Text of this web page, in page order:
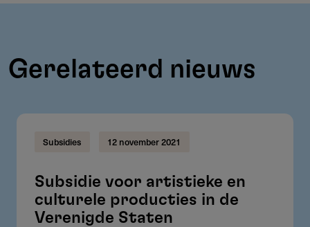
Gerelateerd nieuws
Subsidies 12 november 2021
Subsidie voor artistieke en
culturele producties in de
Verenigde Staten